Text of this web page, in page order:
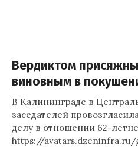
Вердиктом
виновным в
В Калининграде в
заседателей
делу в отношении 62-
https://avatars.dzeninfra.ru/